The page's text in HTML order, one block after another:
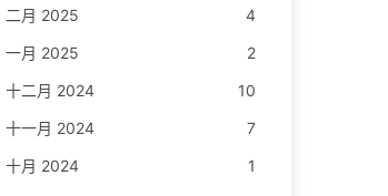
二月 2025
4
一月 2025
2
十二月 2024
10
十一月 2024
7
十月 2024
1